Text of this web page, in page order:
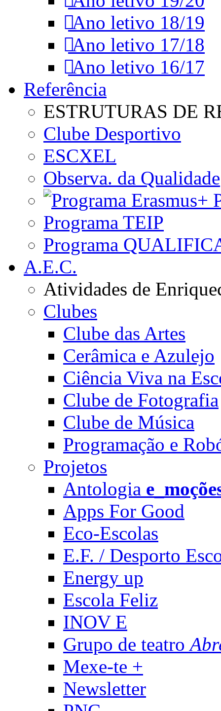
Ano letivo 18/19
Ano letivo 17/18
Ano letivo 16/17
Referência
ESTRUTURAS DE
Clube Desportivo
ESCXEL
Observa. da Qualidade
Programa TEIP
Programa
A.E.C.
Atividades de
Clubes
Clube das Artes
Cerâmica e Azulejo
Ciência Viva na
Clube de Fotografia
Clube de Música
Programação e
Projetos
Antologia
Apps For Good
Eco-Escolas
E.F. / Desporto
Energy up
Escola Feliz
INOV E
Grupo de teatro
Mexe-te +
Newsletter